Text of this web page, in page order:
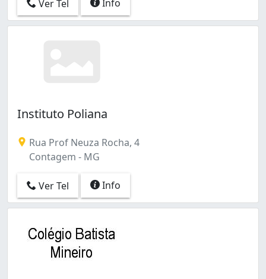
Ver Tel Info
Instituto Poliana
Rua Prof Neuza Rocha, 4
Contagem - MG
Ver Tel Info